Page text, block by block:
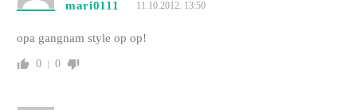
mari0111 11.10.2012. 13:50
opa gangnam style op op!
0 0